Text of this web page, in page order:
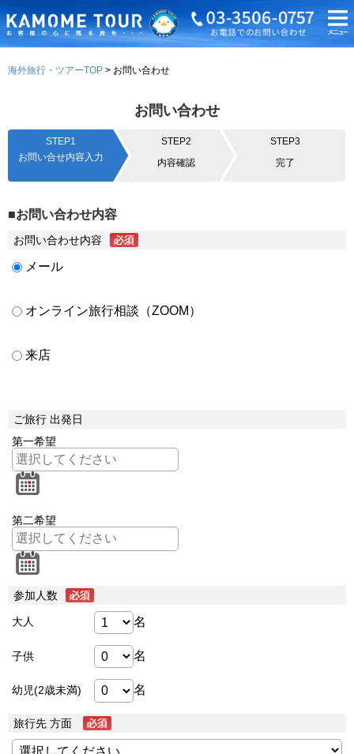
海外旅行・ツアーTOP お問い合わせ
お問い合わせ
STEP1
お問い合せ内容入力
STEP2
内容確認
STEP3
完了
■お問い合わせ内容
お問い合わせ内容
メール
オンライン旅行相談（ZOOM）
来店
ご旅行 出発日
第一希望
第二希望
参加人数
大人 名
子供 名
幼児(2歳未満) 名
旅行先 方面